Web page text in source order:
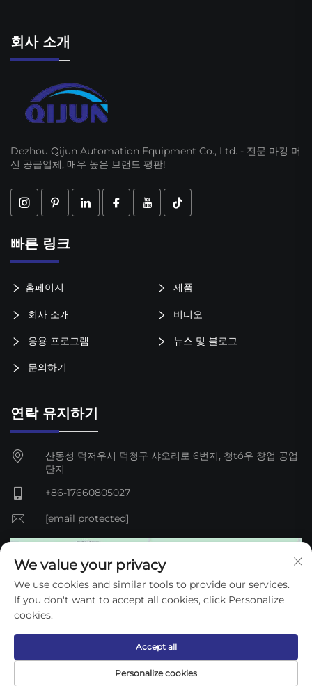
회사 소개
Dezhou Qijun Automation Equipment Co., Ltd. - 전문 마킹 머
신 공급업체, 매우 높은 브랜드 평판!
빠른 링크
홈페이지 제품
회사 소개 비디오
응용 프로그램 뉴스 및 블로그
문의하기
연락 유지하기
산동성 덕저우시 덕청구 샤오리로 6번지, 청tó우 창업 공업
단지
+86-17660805027
[email protected]
저작권 © 2025 Dezhou Qijun Automation Equipment Co.,
Ltd. —개인정보 처리방침
We value your privacy
We use cookies and similar tools to provide our services.
If you don't want to accept all cookies, click Personalize
cookies.
Personalize cookies
Accept all